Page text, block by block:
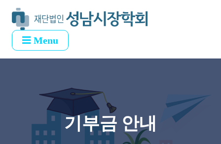
Menu
기부금 안내